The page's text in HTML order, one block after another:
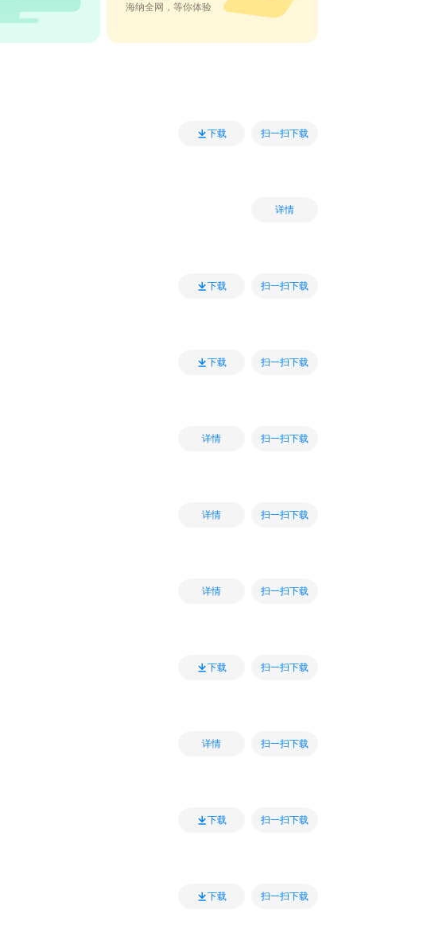
海纳全网，等你体验
下载 扫一扫下载
详情
下载 扫一扫下载
下载 扫一扫下载
详情 扫一扫下载
详情 扫一扫下载
详情 扫一扫下载
下载 扫一扫下载
详情 扫一扫下载
下载 扫一扫下载
下载 扫一扫下载